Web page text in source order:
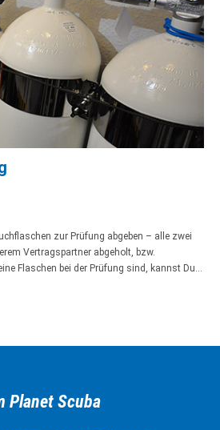
zur Prüfung abgeben – alle zwei
Vertragspartner abgeholt, bzw.
Flaschen bei der Prüfung sind, kannst Du…
Planet Scuba